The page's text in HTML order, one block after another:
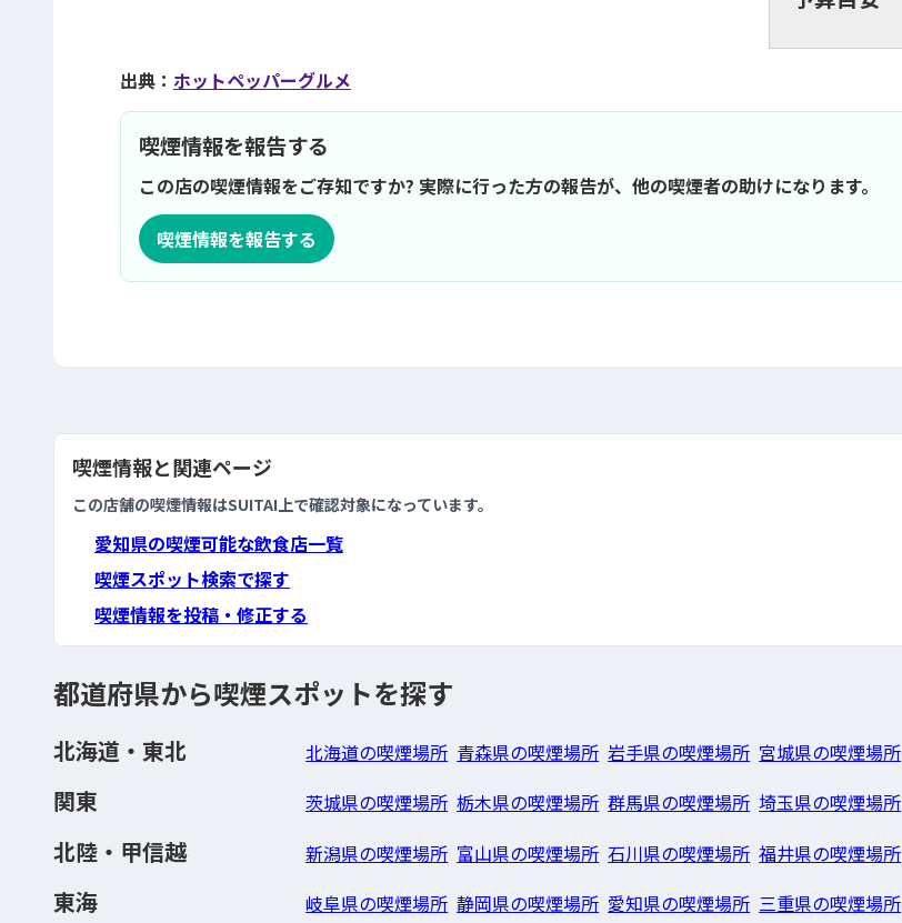
出典： ホットペッパーグルメ
喫煙情報を報告する
この店の喫煙情報をご存知ですか? 実際に行った方の報告が、他の喫煙者の助けになります。
喫煙情報を報告する
喫煙情報と関連ページ
この店舗の喫煙情報はSUITAI上で確認対象になっています。
愛知県の喫煙可能な飲食店一覧
喫煙スポット検索で探す
喫煙情報を投稿・修正する
都道府県から喫煙スポットを探す
北海道・東北 北海道の喫煙場所 青森県の喫煙場所 岩手県の喫煙場所 宮城県の喫煙場所
関東 茨城県の喫煙場所 栃木県の喫煙場所 群馬県の喫煙場所 埼玉県の喫煙場所
北陸・甲信越 新潟県の喫煙場所 富山県の喫煙場所 石川県の喫煙場所 福井県の喫煙場所
東海 岐阜県の喫煙場所 静岡県の喫煙場所 愛知県の喫煙場所 三重県の喫煙場所